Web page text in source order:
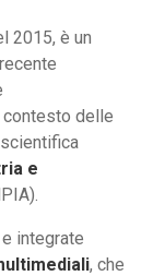
2015, è un
delle
e
integrate
, che